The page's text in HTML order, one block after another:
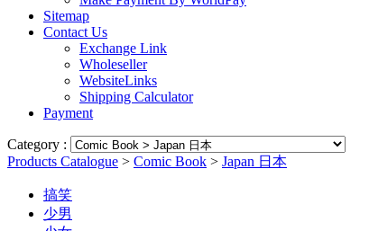
Sitemap
Contact Us
Exchange Link
Wholeseller
WebsiteLinks
Shipping Calculator
Payment
Category :
Products Catalogue > Comic Book > Japan 日本
搞笑
少男